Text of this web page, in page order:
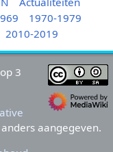
1970-1979
2010-2019
3
aangegeven.